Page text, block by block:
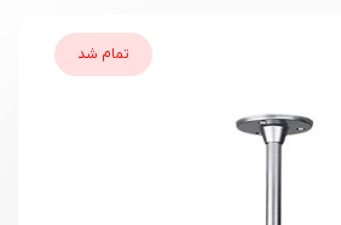
تمام شد